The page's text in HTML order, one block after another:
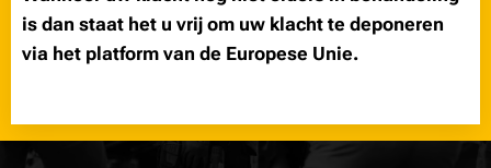
is dan staat het u vrij om uw klacht te deponeren
via het platform van de Europese Unie.